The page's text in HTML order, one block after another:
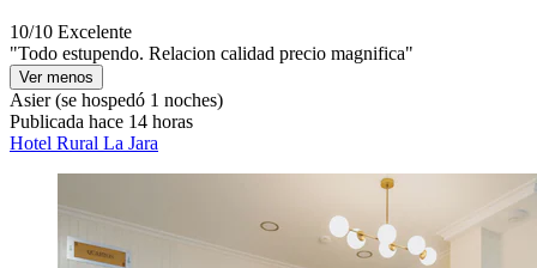
10/10 Excelente
"Todo estupendo. Relacion calidad precio magnifica"
Ver menos
Asier(se hospedó 1 noches)
Publicada hace 14 horas
Hotel Rural La Jara